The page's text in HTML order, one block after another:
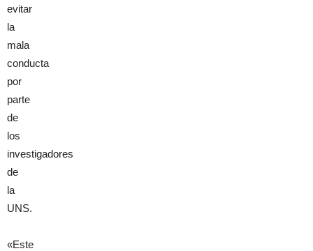
evitar
la
mala
conducta
por
parte
de
los
investigadores
de
la
UNS.
«Este